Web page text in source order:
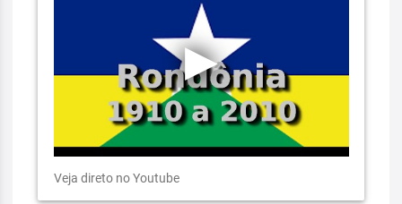
Veja direto no Youtube